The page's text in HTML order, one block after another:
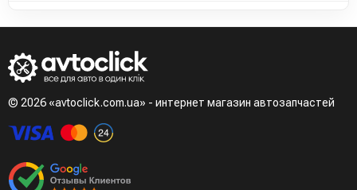
© 2026 «avtoclick.com.ua» - интернет магазин автозапчастей